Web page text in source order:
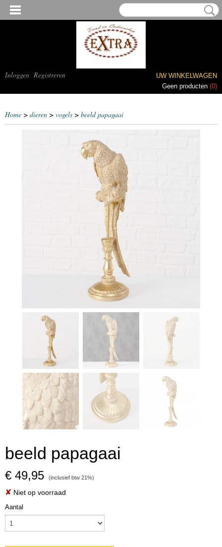
Inloggen Registreren
UW WINKELWAGEN
Geen producten (0)
Home > dieren > vogels > beeld papagaai
beeld papagaai
€ 49,95 (inclusief btw 21%)
✘ Niet op voorraad
Aantal